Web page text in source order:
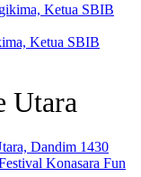
Ketua SBIB
Utara